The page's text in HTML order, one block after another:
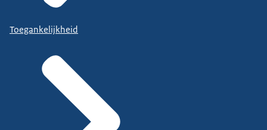
Toegankelijkheid